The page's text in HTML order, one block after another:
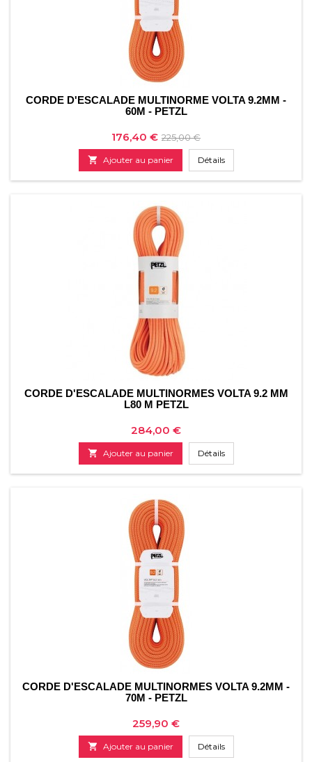
CORDE D'ESCALADE MULTINORME VOLTA 9.2MM -
60M - PETZL
Prix
176,40 € Prix
de
base
225,00 €
 Ajouter au panier Détails
CORDE D'ESCALADE MULTINORMES VOLTA 9.2 MM
L80 M PETZL
Prix
284,00 €
 Ajouter au panier Détails
CORDE D'ESCALADE MULTINORMES VOLTA 9.2MM -
70M - PETZL
Prix
259,90 €
 Ajouter au panier Détails